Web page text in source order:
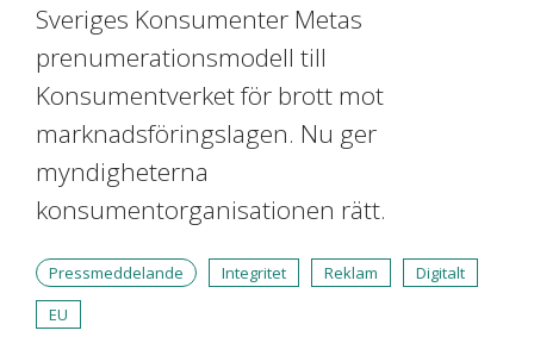
Sveriges Konsumenter Metas
prenumerationsmodell till
Konsumentverket för brott mot
marknadsföringslagen. Nu ger
myndigheterna
konsumentorganisationen rätt.
Pressmeddelande Integritet Reklam
Digitalt
EU